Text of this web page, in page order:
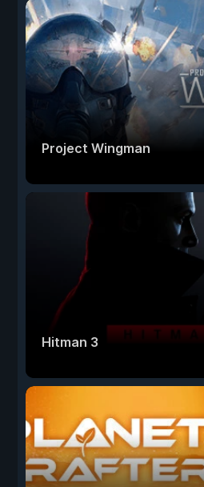
Project Wingman
Hitman 3